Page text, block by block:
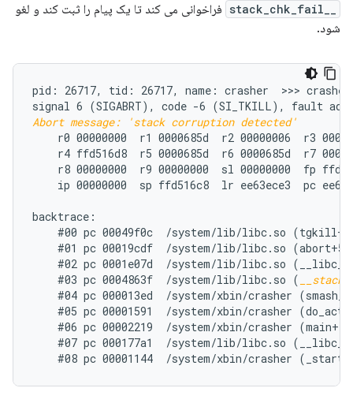
فراخوانی می کند تا یک پیام را ثبت کند و لغو
شود.
pid: 26717, tid: 26717, name: crasher  >>> crasher
Abort message: 'stack corruption detected'
r0 00000000  r1 0000685d  r2 00000006  r3
r4 ffd516d8  r5 0000685d  r6 0000685d  r7
r8 00000000  r9 00000000  sl 00000000  fp
ip 00000000  sp ffd516c8  lr ee63ece3  pc
backtrace:
#00 pc 00049f0c  /system/lib/libc.so
#01 pc 00019cdf  /system/lib/libc.so
#02 pc 0001e07d  /system/lib/libc.so
    #03 pc 0004863f  /system/lib/libc.so (
#04 pc 000013ed  /system/xbin/crasher
#05 pc 00001591  /system/xbin/crasher
#06 pc 00002219  /system/xbin/crasher
#07 pc 000177a1  /system/lib/libc.so